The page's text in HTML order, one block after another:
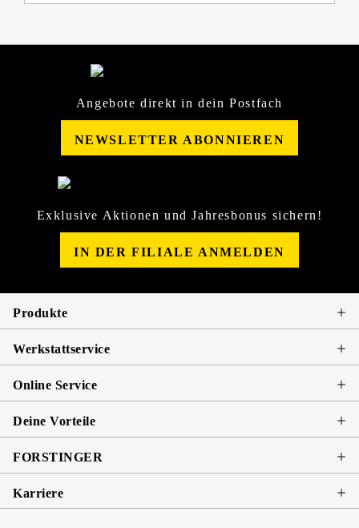
Angebote direkt in dein Postfach
NEWSLETTER ABONNIEREN
Exklusive Aktionen und Jahresbonus sichern!
IN DER FILIALE ANMELDEN
Produkte
Werkstattservice
Online Service
Deine Vorteile
FORSTINGER
Karriere